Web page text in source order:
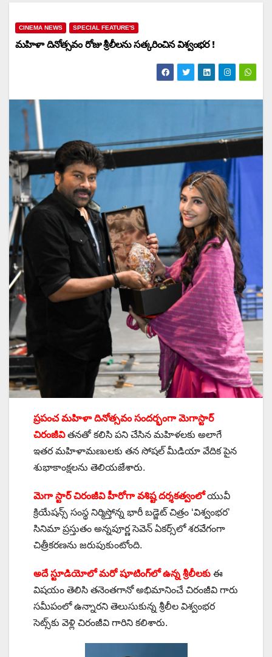
CINEMA NEWS SPECIAL FEATURE'S
మ‌హిళా దినోత్స‌వం రోజు శ్రీలీల‌ను స‌త్క‌రించిన విశ్వంభర !
ప్ర‌పంచ మ‌హిళా దినోత్స‌వం సంద‌ర్భంగా మెగాస్టార్
చిరంజీవిత‌న‌తో క‌లిసి ప‌ని చేసిన మ‌హిళ‌ల‌కు అలాగే
ఇత‌ర మ‌హిళామ‌ణుల‌కు తన సోషల్ మీడియా వేదిక పైన
శుభాకాంక్ష‌ల‌ను తెలియ‌జేశారు.
మెగా స్టార్ చిరంజీవి హీరోగా వ‌శిష్ట ద‌ర్శ‌క‌త్వంలోయువీ
క్రియేష‌న్స్ సంస్థ నిర్మిస్తోన్న భారీ బ‌డ్జెట్ చిత్రం ‘విశ్వంభ‌ర‌’
సినిమా ప్ర‌స్తుతం అన్న‌పూర్ణ సెవెన్ ఏక‌ర్స్‌లో శ‌ర‌వేగంగా
చిత్రీక‌ర‌ణ‌ను జ‌రుపుకుంటోంది.
అదే స్టూడియోలో మ‌రో షూటింగ్‌లో ఉన్న శ్రీలీల‌కు ఈ
విష‌యం తెలిసి త‌నెంత‌గానో అభిమానించే చిరంజీవి గారు
స‌మీపంలో ఉన్నార‌ని తెలుసుకున్న శ్రీలీల‌ విశ్వంభ‌ర
సెట్స్‌కు వెళ్లి చిరంజీవి గారిని క‌లిశారు.